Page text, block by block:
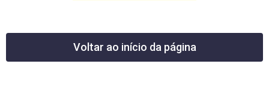
Voltar ao início da página